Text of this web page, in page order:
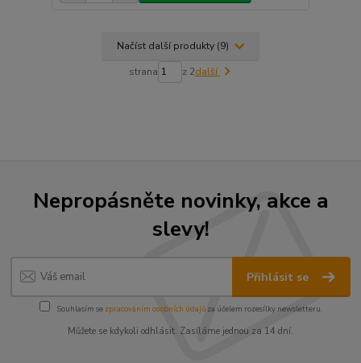
Načíst další produkty (9)
strana z 2další
Nepropásněte novinky, akce a
slevy!
Přihlásit se
Souhlasím se zpracováním osobních údajůza účelem rozesílky newsletteru.
Můžete se kdykoli odhlásit. Zasíláme jednou za 14 dní.